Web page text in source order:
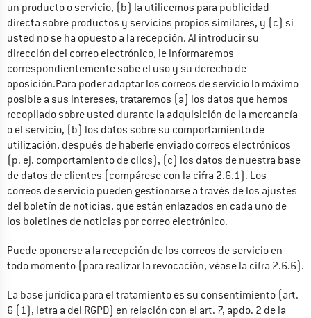
un producto o servicio, (b) la utilicemos para publicidad
directa sobre productos y servicios propios similares, y (c) si
usted no se ha opuesto a la recepción. Al introducir su
dirección del correo electrónico, le informaremos
correspondientemente sobe el uso y su derecho de
oposición.Para poder adaptar los correos de servicio lo máximo
posible a sus intereses, trataremos (a) los datos que hemos
recopilado sobre usted durante la adquisición de la mercancía
o el servicio, (b) los datos sobre su comportamiento de
utilización, después de haberle enviado correos electrónicos
(p. ej. comportamiento de clics), (c) los datos de nuestra base
de datos de clientes (compárese con la cifra 2.6.1). Los
correos de servicio pueden gestionarse a través de los ajustes
del boletín de noticias, que están enlazados en cada uno de
los boletines de noticias por correo electrónico.
Puede oponerse a la recepción de los correos de servicio en
todo momento (para realizar la revocación, véase la cifra 2.6.6).
La base jurídica para el tratamiento es su consentimiento (art.
6 (1), letra a del RGPD) en relación con el art. 7, apdo. 2 de la